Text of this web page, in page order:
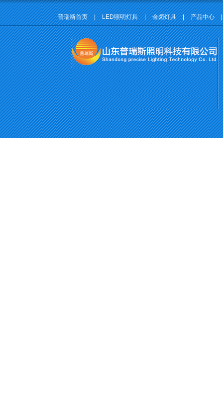
普瑞斯首页 | LED照明灯具 | 金卤灯具 | 产品中心 |